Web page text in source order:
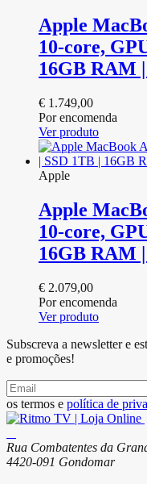
Apple
10‑core,
16GB RAM
€ 1.749,00
Por encomenda
Ver produto
Apple
Apple
10‑core,
16GB RAM
€ 2.079,00
Por encomenda
Ver produto
Subscreva a newsletter e
e promoções!
os termos e política de
Rua Combatentes da
4420-091 Gondomar